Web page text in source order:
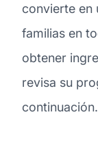
convierte en
familias en
obtener
revisa su
continuación.